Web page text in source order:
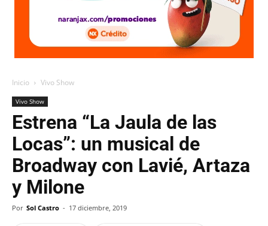
Inicio Vivo Show
Vivo Show
Estrena “La Jaula de las
Locas”: un musical de
Broadway con Lavié, Artaza
y Milone
Por Sol Castro - 17 diciembre, 2019